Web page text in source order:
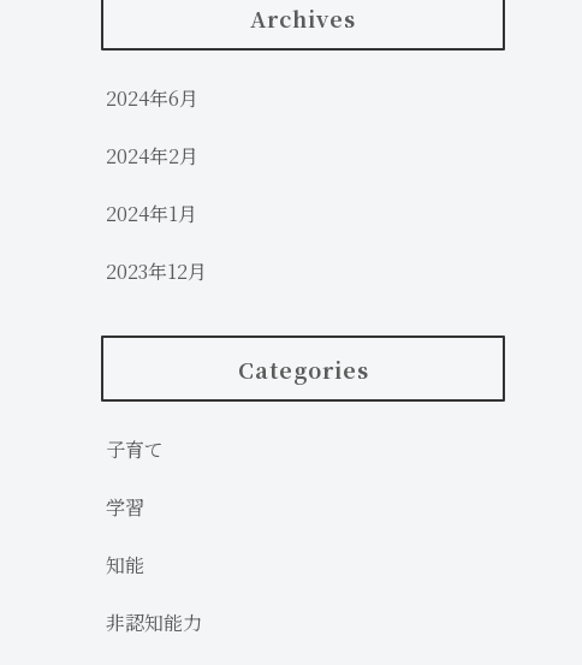
Archives
2024年6月
2024年2月
2024年1月
2023年12月
Categories
子育て
学習
知能
非認知能力